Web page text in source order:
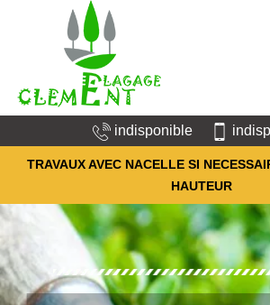
indisponible
TRAVAUX AVEC NACELLE SI
HAUTEUR